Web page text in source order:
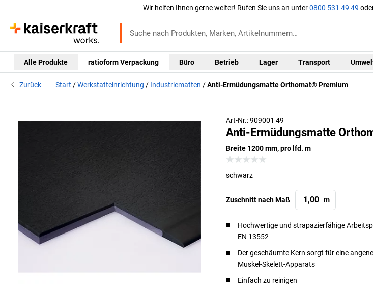
Wir helfen Ihnen gerne weiter! Rufen Sie uns an unter0800 531 49 49
Alle Produkte ratioform Verpackung Büro Betrieb Lager Transport
Zurück Start Werkstatteinrichtung Industriematten Anti-Ermüdungsmatte Orthomat® Premium
Art-Nr.: 909001 49
Anti-Ermüdungsmatte
Breite 1200 mm, pro lfd. m
schwarz
Zuschnitt nach Maß m
Hochwertige und strapazierfähige
EN 13552
Der geschäumte Kern sorgt für eine
Muskel-Skelett-Apparats
Einfach zu reinigen